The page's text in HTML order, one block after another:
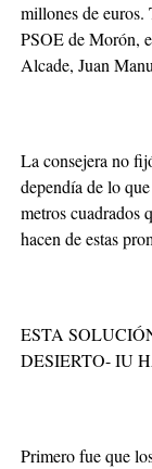
millones de euros.
PSOE de Morón,
Alcade, Juan
La consejera no
dependía de lo
metros cuadrados
hacen de estas
ESTA
DESIERTO- IU
Primero fue que